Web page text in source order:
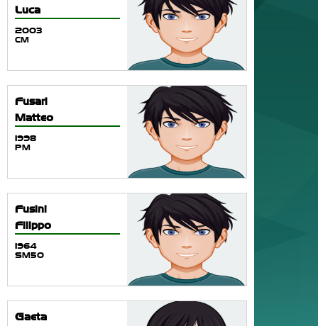
Luca
2003
CM
Fusari
Matteo
1998
PM
Fusini
Filippo
1964
SM50
Gaeta